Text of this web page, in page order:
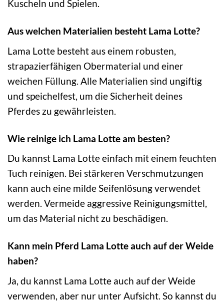
Kuscheln und Spielen.
Aus welchen Materialien besteht Lama Lotte?
Lama Lotte besteht aus einem robusten,
strapazierfähigen Obermaterial und einer
weichen Füllung. Alle Materialien sind ungiftig
und speichelfest, um die Sicherheit deines
Pferdes zu gewährleisten.
Wie reinige ich Lama Lotte am besten?
Du kannst Lama Lotte einfach mit einem feuchten
Tuch reinigen. Bei stärkeren Verschmutzungen
kann auch eine milde Seifenlösung verwendet
werden. Vermeide aggressive Reinigungsmittel,
um das Material nicht zu beschädigen.
Kann mein Pferd Lama Lotte auch auf der Weide
haben?
Ja, du kannst Lama Lotte auch auf der Weide
verwenden, aber nur unter Aufsicht. So kannst du